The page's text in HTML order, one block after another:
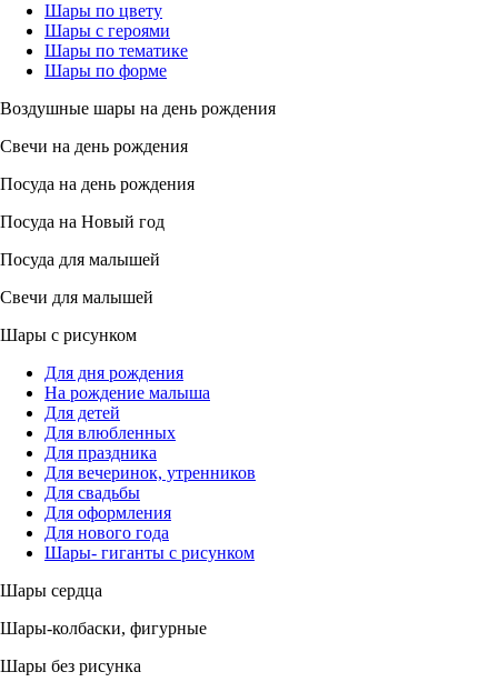
Шары по цвету
Шары с героями
Шары по тематике
Шары по форме
Воздушные шары на день рождения
Свечи на день рождения
Посуда на день рождения
Посуда на Новый год
Посуда для малышей
Свечи для малышей
Шары с рисунком
Для дня рождения
На рождение малыша
Для детей
Для влюбленных
Для праздника
Для вечеринок, утренников
Для свадьбы
Для оформления
Для нового года
Шары- гиганты с рисунком
Шары сердца
Шары-колбаски, фигурные
Шары без рисунка